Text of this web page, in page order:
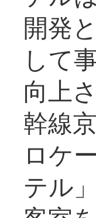
開発
して
向上
幹線
ロケ
テル